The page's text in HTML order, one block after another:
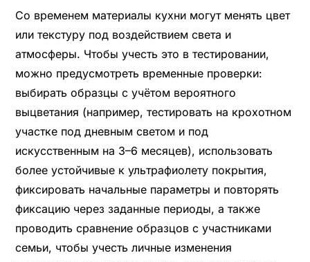
Со временем материалы кухни могут менять цвет
или текстуру под воздействием света и
атмосферы. Чтобы учесть это в тестировании,
можно предусмотреть временные проверки:
выбирать образцы с учётом вероятного
выцветания (например, тестировать на крохотном
участке под дневным светом и под
искусственным на 3–6 месяцев), использовать
более устойчивые к ультрафиолету покрытия,
фиксировать начальные параметры и повторять
фиксацию через заданные периоды, а также
проводить сравнение образцов с участниками
семьи, чтобы учесть личные изменения